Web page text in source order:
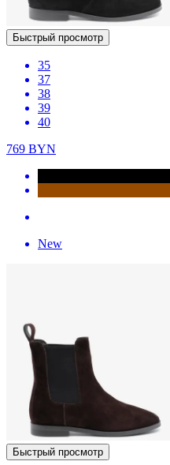
Быстрый просмотр
35
37
38
39
40
769 BYN
New
Быстрый просмотр